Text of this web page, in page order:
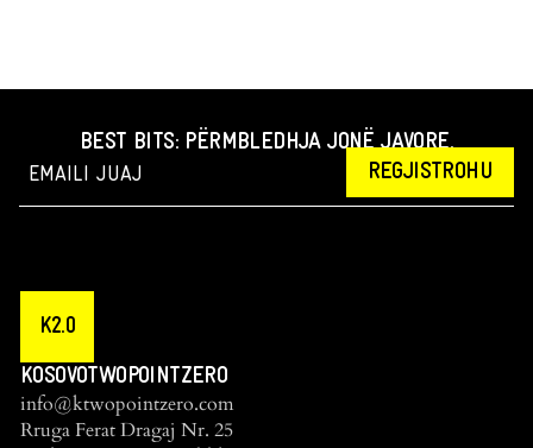
BEST BITS: PËRMBLEDHJA JONË JAVORE.
REGJISTROHU
K2.0
KOSOVOTWOPOINTZERO
info@ktwopointzero.com
Rruga Ferat Dragaj Nr. 25